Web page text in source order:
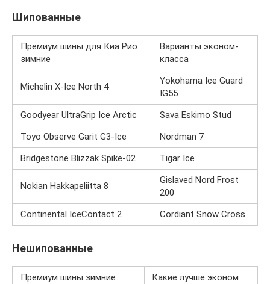
Шипованные
Премиум шины для Киа Рио
зимние
Варианты эконом-
класса
Michelin X-Ice North 4
Yokohama Ice Guard
IG55
Goodyear UltraGrip Ice Arctic
Sava Eskimo Stud
Toyo Observe Garit G3-Ice
Nordman 7
Bridgestone Blizzak Spike-02
Tigar Ice
Nokian Hakkapeliitta 8
Gislaved Nord Frost
200
Continental IceContact 2
Cordiant Snow Cross
Нешипованные
Премиум шины зимние
Какие лучше эконом